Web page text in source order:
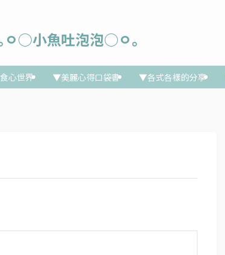
ㅇ○小魚吐泡泡○ㅇ｡
心世界 ▼美麗心得口袋書 ▼各式各樣的分享